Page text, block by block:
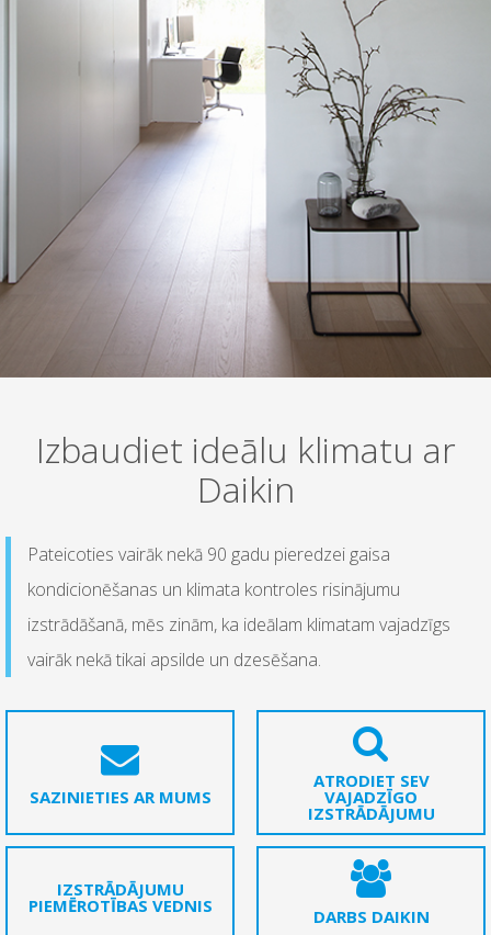
Izbaudiet ideālu klimatu ar
Daikin
Pateicoties vairāk nekā 90 gadu pieredzei gaisa
kondicionēšanas un klimata kontroles risinājumu
izstrādāšanā, mēs zinām, ka ideālam klimatam vajadzīgs
vairāk nekā tikai apsilde un dzesēšana.
SAZINIETIES AR MUMS
ATRODIET SEV
VAJADZĪGO
IZSTRĀDĀJUMU
IZSTRĀDĀJUMU
PIEMĒROTĪBAS VEDNIS DARBS DAIKIN